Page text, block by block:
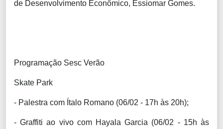
de Desenvolvimento Econômico, Essiomar Gomes.
Programação Sesc Verão
Skate Park
- Palestra com Ítalo Romano (06/02 - 17h às 20h);
- Graffiti ao vivo com Hayala Garcia (06/02 - 15h às